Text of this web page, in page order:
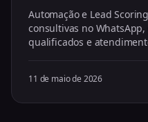
Automação e Lead
consultivas no
qualificados e
11 de maio de 2026